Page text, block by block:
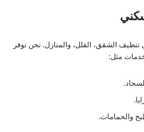
الشقق، الفلل، والمنازل. نحن نوفر
مثل:
والحمامات.